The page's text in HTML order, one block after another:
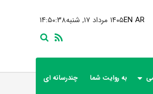
۱۴:۵۰:۴۰ ۱۴۰۵ مرداد ۱۷, شنبهEN AR
به روایت شما چندرسانه ای